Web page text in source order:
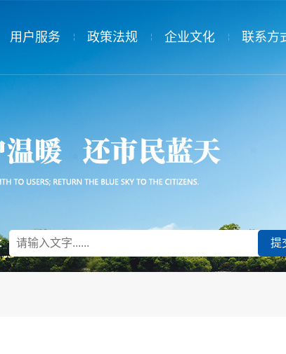
用户服务
用热常识
供热投诉
政策法规
市级政策
供热协会
企业文化
民主管理
规章制度
联系方